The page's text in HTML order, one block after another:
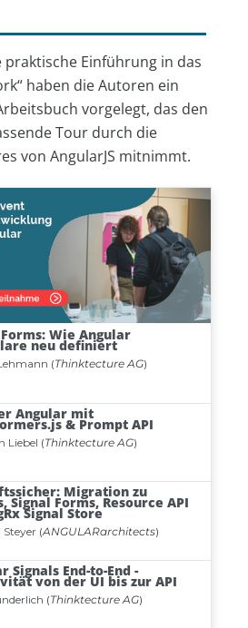
praktische Einführung in das
haben die Autoren ein
vorgelegt, das den
Tour durch die
von AngularJS mitnimmt.